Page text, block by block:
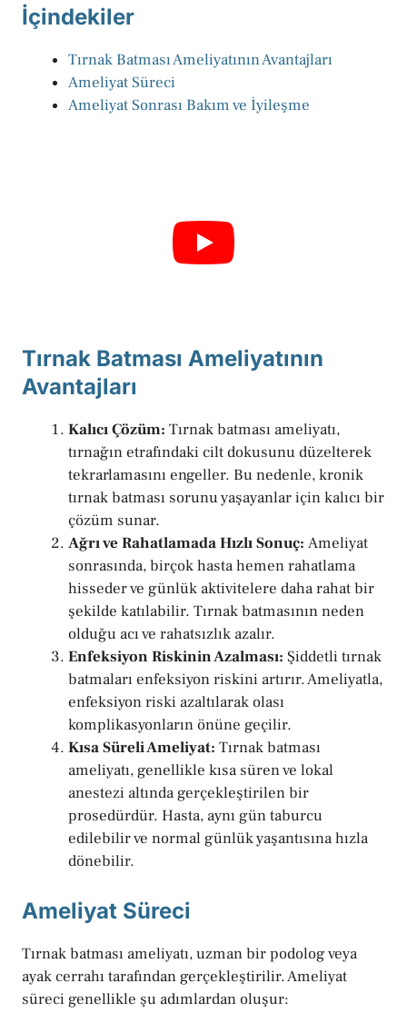
İçindekiler
Tırnak Batması Ameliyatının Avantajları
Ameliyat Süreci
Ameliyat Sonrası Bakım ve İyileşme
Tırnak Batması Ameliyatının
Avantajları
Kalıcı Çözüm: Tırnak batması ameliyatı,
tırnağın etrafındaki cilt dokusunu düzelterek
tekrarlamasını engeller. Bu nedenle, kronik
tırnak batması sorunu yaşayanlar için kalıcı bir
çözüm sunar.
Ağrı ve Rahatlamada Hızlı Sonuç: Ameliyat
sonrasında, birçok hasta hemen rahatlama
hisseder ve günlük aktivitelere daha rahat bir
şekilde katılabilir. Tırnak batmasının neden
olduğu acı ve rahatsızlık azalır.
Enfeksiyon Riskinin Azalması: Şiddetli tırnak
batmaları enfeksiyon riskini artırır. Ameliyatla,
enfeksiyon riski azaltılarak olası
komplikasyonların önüne geçilir.
Kısa Süreli Ameliyat: Tırnak batması
ameliyatı, genellikle kısa süren ve lokal
anestezi altında gerçekleştirilen bir
prosedürdür. Hasta, aynı gün taburcu
edilebilir ve normal günlük yaşantısına hızla
dönebilir.
Ameliyat Süreci
Tırnak batması ameliyatı, uzman bir podolog veya
ayak cerrahı tarafından gerçekleştirilir. Ameliyat
süreci genellikle şu adımlardan oluşur: